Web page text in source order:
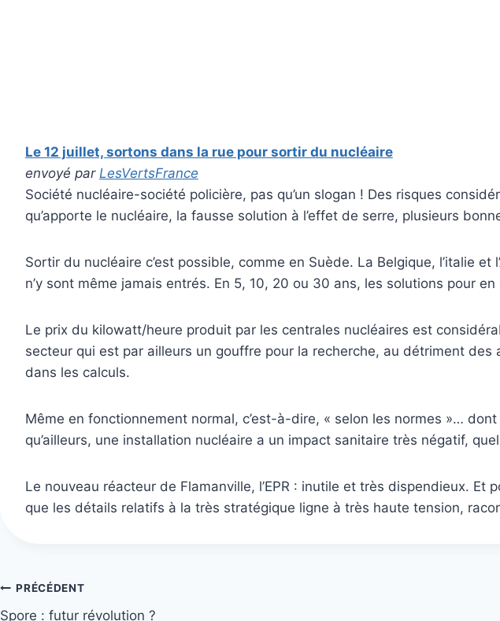
Le 12 juillet, sortons dans la rue pour sortir du nucléaire
envoyé par LesVertsFrance
Société nucléaire-société policière, pas qu’un slogan ! Des risques
qu’apporte le nucléaire, la fausse solution à l’effet de serre, plusieurs
Sortir du nucléaire c’est possible, comme en Suède. La Belgique, l’italie
n’y sont même jamais entrés. En 5, 10, 20 ou 30 ans, les solutions pour
Le prix du kilowatt/heure produit par les centrales nucléaires est
secteur qui est par ailleurs un gouffre pour la recherche, au détriment
dans les calculs.
Même en fonctionnement normal, c’est-à-dire, « selon les normes »…
qu’ailleurs, une installation nucléaire a un impact sanitaire très négatif,
Le nouveau réacteur de Flamanville, l’EPR : inutile et très dispendieux.
que les détails relatifs à la très stratégique ligne à très haute tension,
Navigation
PRÉCÉDENT
Spore : futur révolution ?